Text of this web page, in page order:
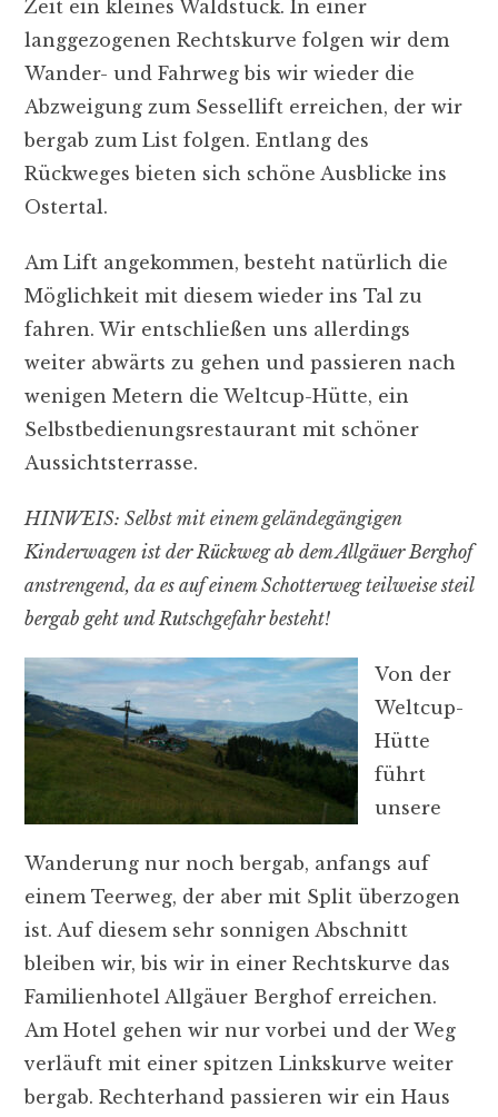
Zeit ein kleines Waldstück. In einer
langgezogenen Rechtskurve folgen wir dem
Wander- und Fahrweg bis wir wieder die
Abzweigung zum Sessellift erreichen, der wir
bergab zum List folgen. Entlang des
Rückweges bieten sich schöne Ausblicke ins
Ostertal.
Am Lift angekommen, besteht natürlich die
Möglichkeit mit diesem wieder ins Tal zu
fahren. Wir entschließen uns allerdings
weiter abwärts zu gehen und passieren nach
wenigen Metern die Weltcup-Hütte, ein
Selbstbedienungsrestaurant mit schöner
Aussichtsterrasse.
HINWEIS: Selbst mit einem geländegängigen
Kinderwagen ist der Rückweg ab dem Allgäuer Berghof
anstrengend, da es auf einem Schotterweg teilweise steil
bergab geht und Rutschgefahr besteht!
Von der
Weltcup-
Hütte
führt
unsere
Wanderung nur noch bergab, anfangs auf
einem Teerweg, der aber mit Split überzogen
ist. Auf diesem sehr sonnigen Abschnitt
bleiben wir, bis wir in einer Rechtskurve das
Familienhotel Allgäuer Berghof erreichen.
Am Hotel gehen wir nur vorbei und der Weg
verläuft mit einer spitzen Linkskurve weiter
bergab. Rechterhand passieren wir ein Haus